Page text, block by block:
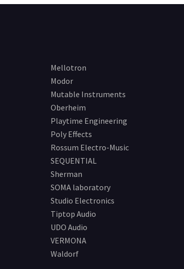
Mellotron
Modor
Mutable Instruments
Oberheim
Playtime Engineering
Poly Effects
Rossum Electro-Music
SEQUENTIAL
Sherman
SOMA laboratory
Studio Electronics
Tiptop Audio
UDO Audio
VERMONA
Waldorf